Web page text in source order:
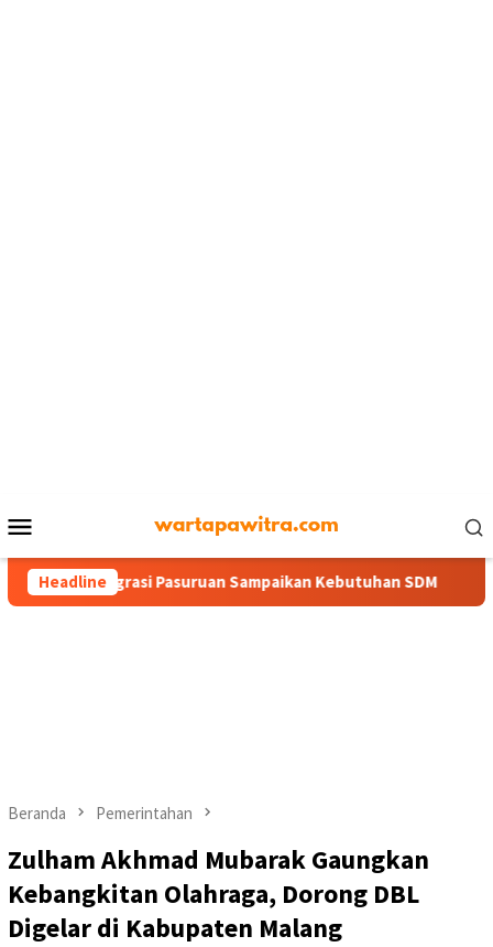
Mobile
Headline
Pasuruan Sampaikan Kebutuhan SDM Perluas
Beranda Pemerintahan
Zulham Akhmad Mubarak Gaungkan
Kebangkitan Olahraga, Dorong DBL
Digelar di Kabupaten Malang